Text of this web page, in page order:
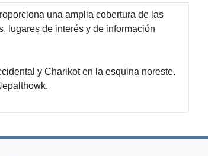
una amplia cobertura de las
lugares de interés y de información
y Charikot en la esquina noreste.